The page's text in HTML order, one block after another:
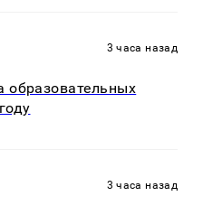
3 часа назад
3 часа назад